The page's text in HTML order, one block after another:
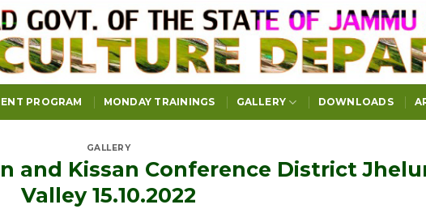
PROGRAM MONDAY TRAININGS GALLERY DOWNLOADS
GALLERY
and Kissan Conference District
Valley 15.10.2022